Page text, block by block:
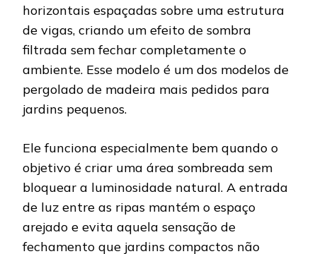
horizontais espaçadas sobre uma estrutura
de vigas, criando um efeito de sombra
filtrada sem fechar completamente o
ambiente. Esse modelo é um dos modelos de
pergolado de madeira mais pedidos para
jardins pequenos.
Ele funciona especialmente bem quando o
objetivo é criar uma área sombreada sem
bloquear a luminosidade natural. A entrada
de luz entre as ripas mantém o espaço
arejado e evita aquela sensação de
fechamento que jardins compactos não